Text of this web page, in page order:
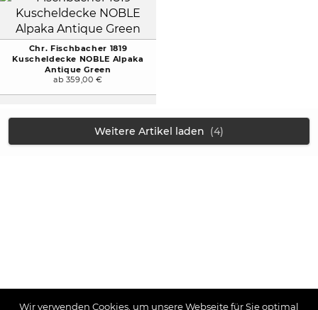
Chr. Fischbacher 1819
Kuscheldecke NOBLE Alpaka
Antique Green
ab 359,00 €
Weitere Artikel laden (4)
Wir verwenden Cookies, um unsere Webseite für Sie optimal